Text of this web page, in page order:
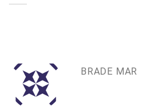
BRADE MAR